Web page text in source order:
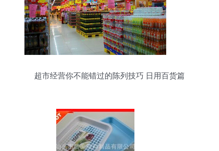
超市经营你不能错过的陈列技巧 日用百货篇